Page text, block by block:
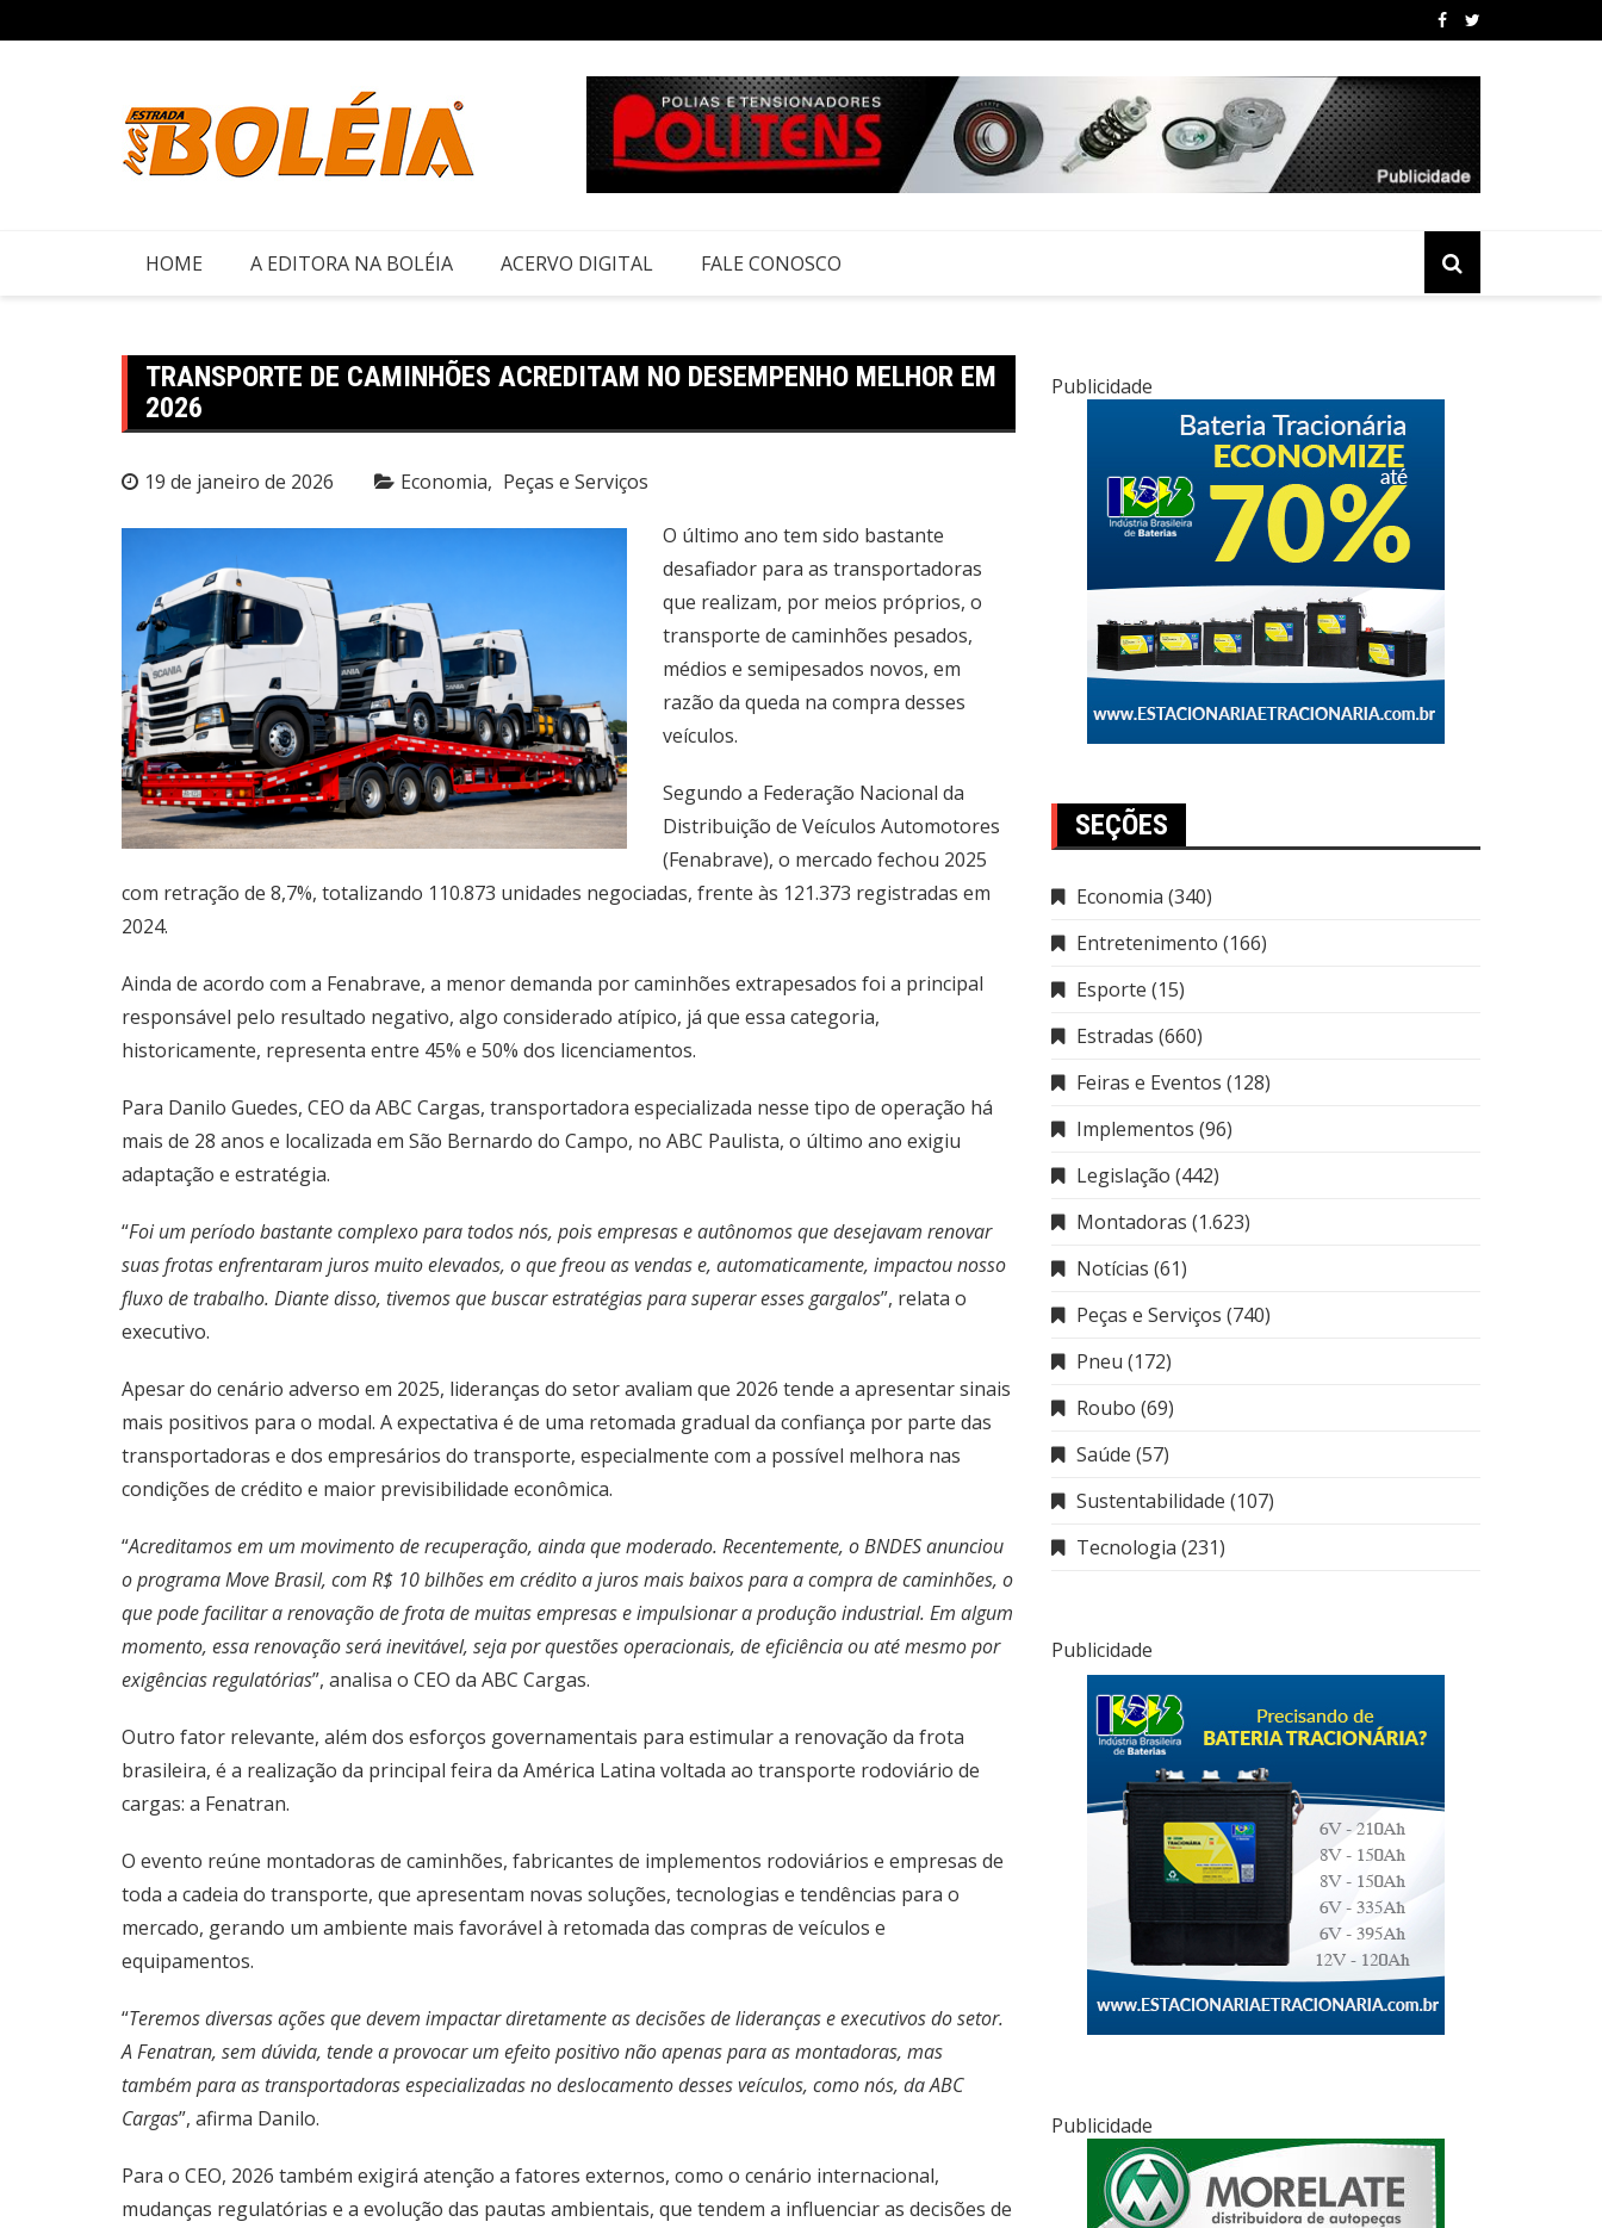
para
HOME A EDITORA NA BOLÉIA ACERVO DIGITAL FALE CONOSCO
TRANSPORTE DE CAMINHÕES ACREDITAM NO DESEMPENHO MELHOR EM
2026
19 de janeiro de 2026 Economia Peças e Serviços
O último ano tem sido bastante
desafiador para as transportadoras
que realizam, por meios próprios, o
transporte de caminhões pesados,
médios e semipesados novos, em
razão da queda na compra desses
veículos.
Segundo a Federação Nacional da
Distribuição de Veículos Automotores
(Fenabrave), o mercado fechou 2025
com retração de 8,7%, totalizando 110.873 unidades negociadas, frente às 121.373 registradas em
2024.
Ainda de acordo com a Fenabrave, a menor demanda por caminhões extrapesados foi a principal
responsável pelo resultado negativo, algo considerado atípico, já que essa categoria,
historicamente, representa entre 45% e 50% dos licenciamentos.
Para Danilo Guedes, CEO da ABC Cargas, transportadora especializada nesse tipo de operação há
mais de 28 anos e localizada em São Bernardo do Campo, no ABC Paulista, o último ano exigiu
adaptação e estratégia.
“Foi um período bastante complexo para todos nós, pois empresas e autônomos que desejavam renovar
suas frotas enfrentaram juros muito elevados, o que freou as vendas e, automaticamente, impactou nosso
fluxo de trabalho. Diante disso, tivemos que buscar estratégias para superar esses gargalos”, relata o
executivo.
Apesar do cenário adverso em 2025, lideranças do setor avaliam que 2026 tende a apresentar sinais
mais positivos para o modal. A expectativa é de uma retomada gradual da confiança por parte das
transportadoras e dos empresários do transporte, especialmente com a possível melhora nas
condições de crédito e maior previsibilidade econômica.
“Acreditamos em um movimento de recuperação, ainda que moderado. Recentemente, o BNDES anunciou
o programa Move Brasil, com R$ 10 bilhões em crédito a juros mais baixos para a compra de caminhões, o
que pode facilitar a renovação de frota de muitas empresas e impulsionar a produção industrial. Em algum
momento, essa renovação será inevitável, seja por questões operacionais, de eficiência ou até mesmo por
exigências regulatórias”, analisa o CEO da ABC Cargas.
Outro fator relevante, além dos esforços governamentais para estimular a renovação da frota
brasileira, é a realização da principal feira da América Latina voltada ao transporte rodoviário de
cargas: a Fenatran.
O evento reúne montadoras de caminhões, fabricantes de implementos rodoviários e empresas de
toda a cadeia do transporte, que apresentam novas soluções, tecnologias e tendências para o
mercado, gerando um ambiente mais favorável à retomada das compras de veículos e
equipamentos.
“Teremos diversas ações que devem impactar diretamente as decisões de lideranças e executivos do setor.
A Fenatran, sem dúvida, tende a provocar um efeito positivo não apenas para as montadoras, mas
também para as transportadoras especializadas no deslocamento desses veículos, como nós, da ABC
Cargas”, afirma Danilo.
Para o CEO, 2026 também exigirá atenção a fatores externos, como o cenário internacional,
mudanças regulatórias e a evolução das pautas ambientais, que tendem a influenciar as decisões de
Publicidade
SEÇÕES
Economia (340)
Entretenimento (166)
Esporte (15)
Estradas (660)
Feiras e Eventos (128)
Implementos (96)
Legislação (442)
Montadoras (1.623)
Notícias (61)
Peças e Serviços (740)
Pneu (172)
Roubo (69)
Saúde (57)
Sustentabilidade (107)
Tecnologia (231)
Publicidade
Publicidade